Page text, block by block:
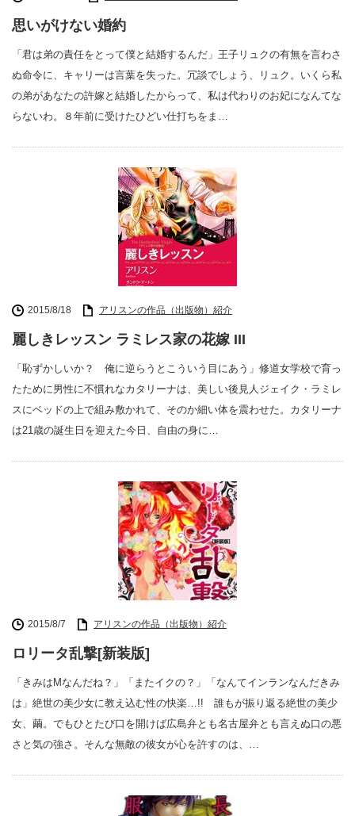
思いがけない婚約
「君は弟の責任をとって僕と結婚するんだ」王子リュクの有無を言わさ
ぬ命令に、キャリーは言葉を失った。冗談でしょう、リュク。いくら私
の弟があなたの許嫁と結婚したからって、私は代わりのお妃になんてな
らないわ。８年前に受けたひどい仕打ちをま…
2015/8/18 アリスンの作品（出版物）紹介
麗しきレッスン ラミレス家の花嫁 III
「恥ずかしいか？ 俺に逆らうとこういう目にあう」修道女学校で育っ
たために男性に不慣れなカタリーナは、美しい後見人ジェイク・ラミレ
スにベッドの上で組み敷かれて、そのか細い体を震わせた。カタリーナ
は21歳の誕生日を迎えた今日、自由の身に…
2015/8/7 アリスンの作品（出版物）紹介
ロリータ乱撃[新装版]
「きみはMなんだね？」「またイクの？」「なんてインランなんだきみ
は」絶世の美少女に教え込む性の快楽…!! 誰もが振り返る絶世の美少
女、繭。でもひとたび口を開けば広島弁とも名古屋弁とも言えぬ口の悪
さと気の強さ。そんな無敵の彼女が心を許すのは、…